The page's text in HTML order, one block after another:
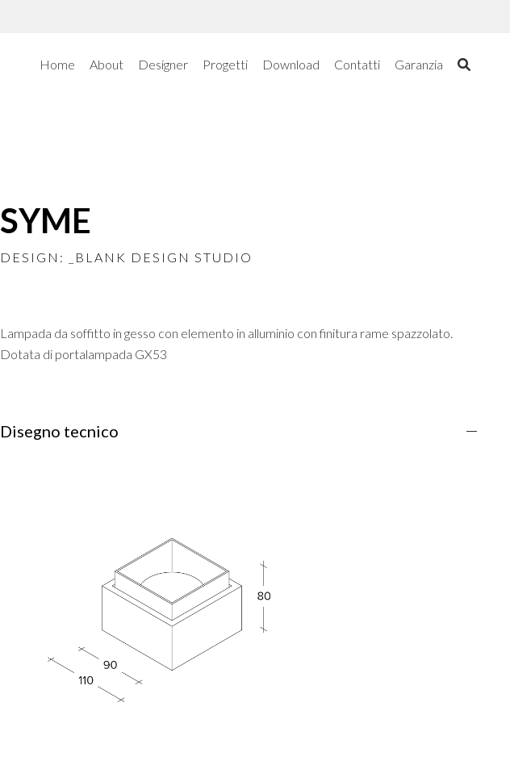
Home About Designer Progetti Download Contatti Garanzia
SYME
DESIGN: _BLANK DESIGN STUDIO
Lampada da soffitto in gesso con elemento in alluminio con finitura rame spazzolato.
Dotata di portalampada GX53
Disegno tecnico